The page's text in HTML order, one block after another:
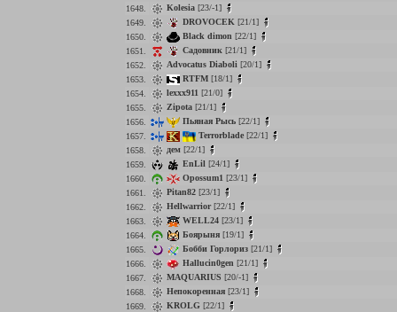
1648.
Kolesia [23/-1]
1649.
DROVOCEK [21/1]
1650.
Black dimon [22/1]
1651.
Садовник [21/1]
1652.
Advocatus Diaboli [20/1]
1653.
RTFM [18/1]
1654.
lexxx911 [21/0]
1655.
Zipota [21/1]
1656.
Пьяная Рысь [22/1]
1657.
Terrorblade [22/1]
1658.
дем [22/1]
1659.
EnLil [24/1]
1660.
Opossum1 [23/1]
1661.
Pitan82 [23/1]
1662.
Hellwarrior[22/1]
1663.
WELL24 [23/1]
1664.
Боярыня [19/1]
1665.
Бобби Горлориз [21/1]
1666.
Hallucin0gen [21/1]
1667.
MAQUARIUS [20/-1]
1668.
Непокоренная [23/1]
1669.
KROLG [22/1]